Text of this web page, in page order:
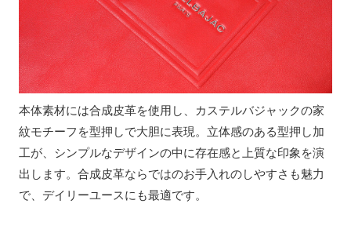
本体素材には合成皮革を使用し、カステルバジャックの家
紋モチーフを型押しで大胆に表現。立体感のある型押し加
工が、シンプルなデザインの中に存在感と上質な印象を演
出します。合成皮革ならではのお手入れのしやすさも魅力
で、デイリーユースにも最適です。